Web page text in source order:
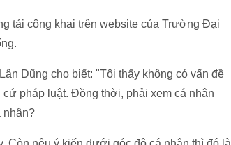
tải công khai trên website của Trường Đại
Dũng cho biết: "Tôi thấy không có vấn đề
pháp luật. Đồng thời, phải xem cá nhân
nhân?